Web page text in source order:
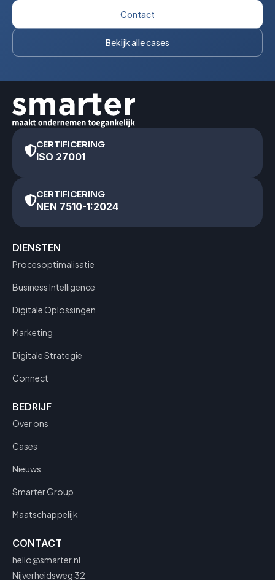
Contact
Bekijk alle cases
CERTIFICERING
ISO 27001
CERTIFICERING
NEN 7510-1:2024
DIENSTEN
Procesoptimalisatie
Business Intelligence
Digitale Oplossingen
Marketing
Digitale Strategie
Connect
BEDRIJF
Over ons
Cases
Nieuws
Smarter Group
Maatschappelijk
CONTACT
hello@smarter.nl
Nijverheidsweg 32